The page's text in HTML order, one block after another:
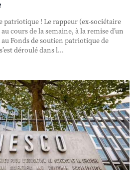
patriotique ! Le rappeur (ex-sociétaire
cours de la semaine, à la remise d’un
Fonds de soutien patriotique de
déroulé dans l...